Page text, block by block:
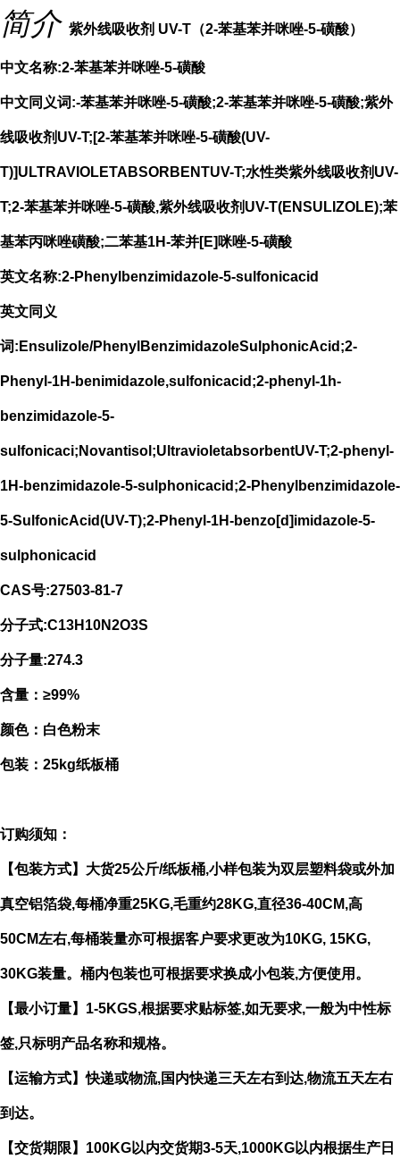
简介 紫外线吸收剂 UV-T（2-苯基苯并咪唑-5-磺酸）
中文名称:2-苯基苯并咪唑-5-磺酸
中文同义词:-苯基苯并咪唑-5-磺酸;2-苯基苯并咪唑-5-磺酸;紫外
线吸收剂UV-T;[2-苯基苯并咪唑-5-磺酸(UV-
T)]ULTRAVIOLETABSORBENTUV-T;水性类紫外线吸收剂UV-
T;2-苯基苯并咪唑-5-磺酸,紫外线吸收剂UV-T(ENSULIZOLE);苯
基苯丙咪唑磺酸;二苯基1H-苯并[E]咪唑-5-磺酸
英文名称:2-Phenylbenzimidazole-5-sulfonicacid
英文同义
词:Ensulizole/PhenylBenzimidazoleSulphonicAcid;2-
Phenyl-1H-benimidazole,sulfonicacid;2-phenyl-1h-
benzimidazole-5-
sulfonicaci;Novantisol;UltravioletabsorbentUV-T;2-phenyl-
1H-benzimidazole-5-sulphonicacid;2-Phenylbenzimidazole-
5-SulfonicAcid(UV-T);2-Phenyl-1H-benzo[d]imidazole-5-
sulphonicacid
CAS号:27503-81-7
分子式:C13H10N2O3S
分子量:274.3
含量：≥99%
颜色：白色粉末
包装：25kg纸板桶
订购须知：
【包装方式】大货25公斤/纸板桶,小样包装为双层塑料袋或外加
真空铝箔袋,每桶净重25KG,毛重约28KG,直径36-40CM,高
50CM左右,每桶装量亦可根据客户要求更改为10KG, 15KG,
30KG装量。桶内包装也可根据要求换成小包装,方便使用。
【最小订量】1-5KGS,根据要求贴标签,如无要求,一般为中性标
签,只标明产品名称和规格。
【运输方式】快递或物流,国内快递三天左右到达,物流五天左右
到达。
【交货期限】100KG以内交货期3-5天,1000KG以内根据生产日